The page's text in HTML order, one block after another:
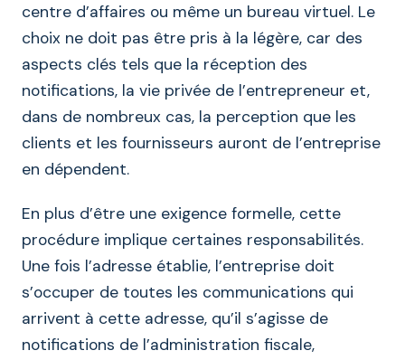
centre d’affaires ou même un bureau virtuel. Le
choix ne doit pas être pris à la légère, car des
aspects clés tels que la réception des
notifications, la vie privée de l’entrepreneur et,
dans de nombreux cas, la perception que les
clients et les fournisseurs auront de l’entreprise
en dépendent.
En plus d’être une exigence formelle, cette
procédure implique certaines responsabilités.
Une fois l’adresse établie, l’entreprise doit
s’occuper de toutes les communications qui
arrivent à cette adresse, qu’il s’agisse de
notifications de l’administration fiscale,